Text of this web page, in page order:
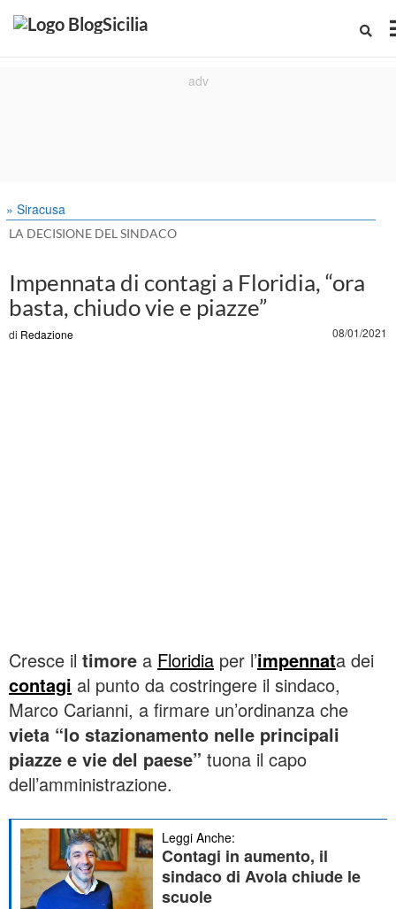
» Siracusa
LA DECISIONE DEL SINDACO
Impennata di contagi a Floridia, “ora
basta, chiudo vie e piazze”
di Redazione 08/01/2021
Cresce il timore a Floridia per l’impennata dei
contagi al punto da costringere il sindaco,
Marco Carianni, a firmare un’ordinanza che
vieta “lo stazionamento nelle principali
piazze e vie del paese” tuona il capo
dell’amministrazione.
Leggi Anche:
Contagi in aumento, il
sindaco di Avola chiude le
scuole